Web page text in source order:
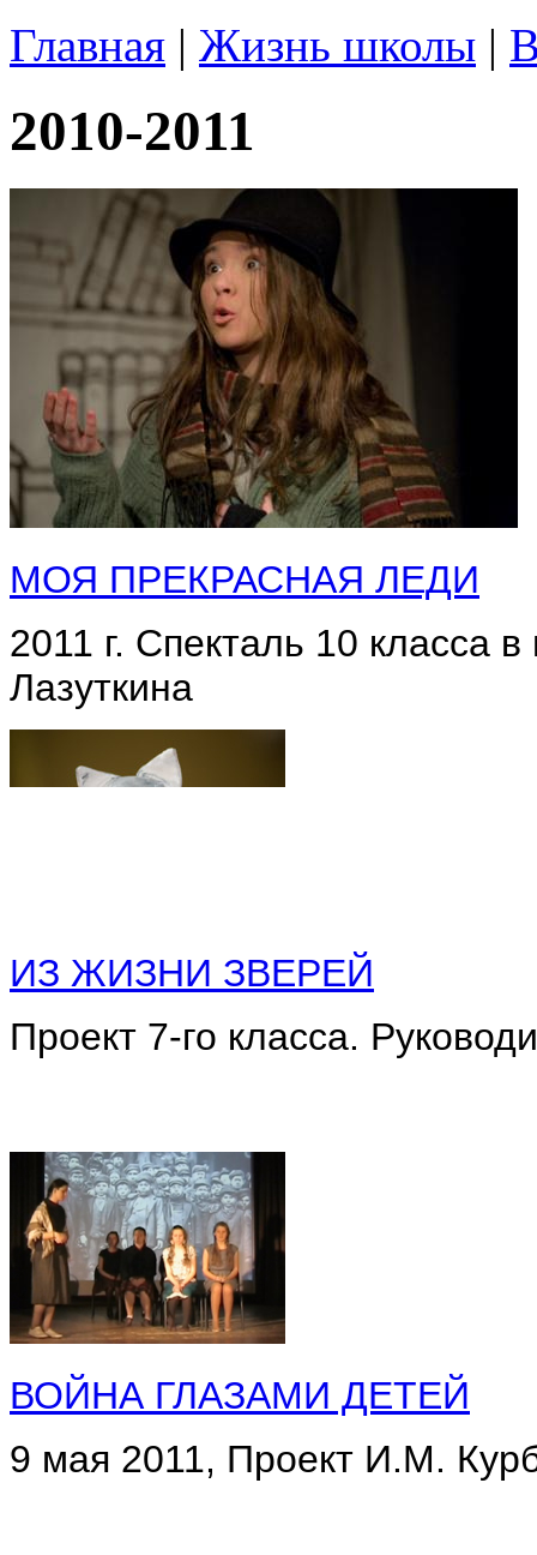
Главная | Жизнь школы |
2010-2011
МОЯ ПРЕКРАСНАЯ ЛЕДИ
2011 г. Спекталь 10 класса
Лазуткина
ИЗ ЖИЗНИ ЗВЕРЕЙ
Проект 7-го класса.
ВОЙНА ГЛАЗАМИ ДЕТЕЙ
9 мая 2011, Проект И.М.